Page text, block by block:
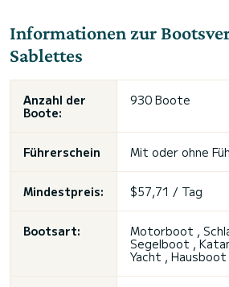
Informationen zur
Sablettes
Anzahl der
Boote:
930 Boote
Führerschein Mit oder ohne
Mindestpreis: $57,71 / Tag
Bootsart:
Motorboot ,
Segelboot ,
Yacht , Hausboot